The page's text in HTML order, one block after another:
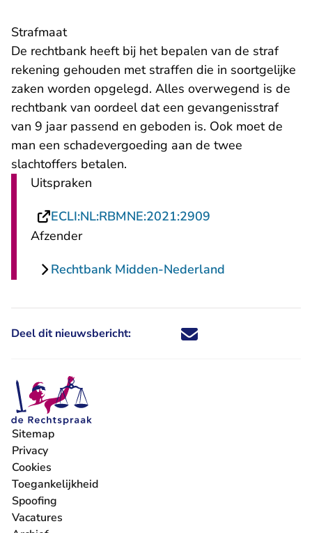
Strafmaat
De rechtbank heeft bij het bepalen van de straf
rekening gehouden met straffen die in soortgelijke
zaken worden opgelegd. Alles overwegend is de
rechtbank van oordeel dat een gevangenisstraf
van 9 jaar passend en geboden is. Ook moet de
man een schadevergoeding aan de twee
slachtoffers betalen.
Uitspraken
ECLI:NL:RBMNE:2021:2909
Afzender
Rechtbank Midden-Nederland
Deel dit nieuwsbericht: Deel dit nieuwsbericht via X -
Deel dit nieuwsbericht via
Deel dit nieuwsbericht
Deel dit
Sitemap
Privacy
Cookies
Toegankelijkheid
Spoofing
Vacatures
- U verlaat Rechtspraak.nl